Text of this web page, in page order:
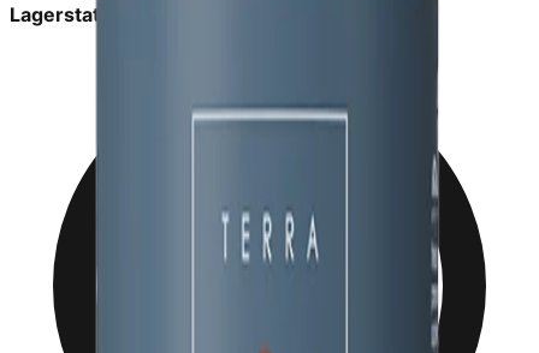
Lagerstatus: